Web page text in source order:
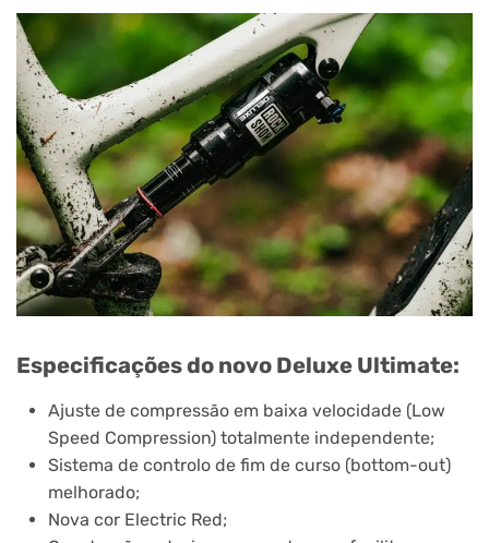
Especificações do novo Deluxe Ultimate:
Ajuste de compressão em baixa velocidade (Low
Speed Compression) totalmente independente;
Sistema de controlo de fim de curso (bottom-out)
melhorado;
Nova cor Electric Red;